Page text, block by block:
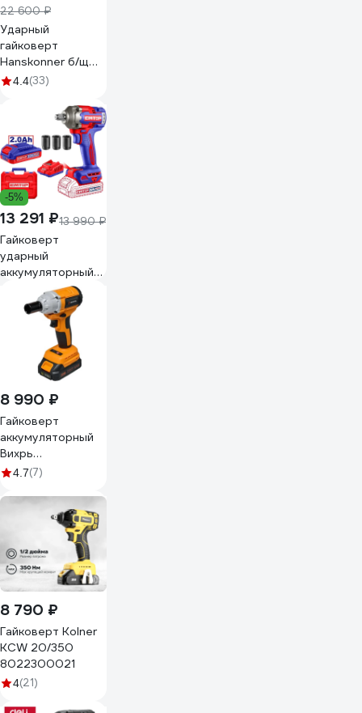
22 600 ₽
Ударный
гайковерт
Hanskonner б/щ
PLATINUM,18В,1BatterySystem,420Нм,1/2",2x2Ач,кейс
4.4(33)
-5%
13 291 ₽13 990 ₽
Гайковерт
ударный
аккумуляторный
ECIWL2040
8 990 ₽
Гайковерт
аккумуляторный
Вихрь
АГ-300/20Li (в
ЗУ) в кейсе
4.7(7)
8 790 ₽
Гайковерт Kolner
KCW 20/350
8022300021
4(21)